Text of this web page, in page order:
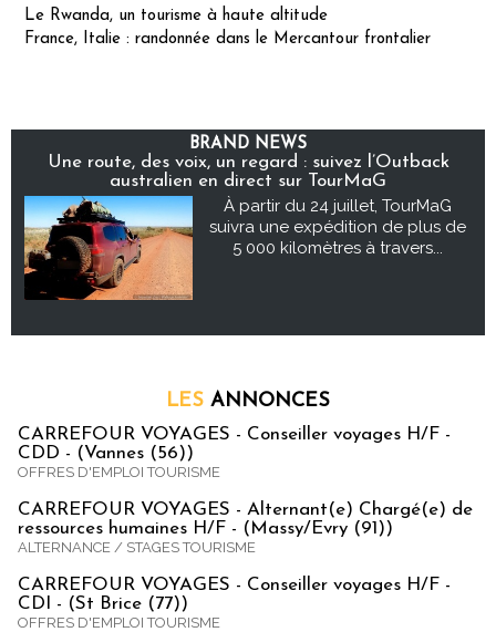
Le Rwanda, un tourisme à haute altitude
France, Italie : randonnée dans le Mercantour frontalier
BRAND NEWS
Une route, des voix, un regard : suivez l’Outback
australien en direct sur TourMaG
À partir du 24 juillet, TourMaG
suivra une expédition de plus de
5 000 kilomètres à travers...
LES ANNONCES
CARREFOUR VOYAGES - Conseiller voyages H/F -
CDD - (Vannes (56))
OFFRES D'EMPLOI TOURISME
CARREFOUR VOYAGES - Alternant(e) Chargé(e) de
ressources humaines H/F - (Massy/Evry (91))
ALTERNANCE / STAGES TOURISME
CARREFOUR VOYAGES - Conseiller voyages H/F -
CDI - (St Brice (77))
OFFRES D'EMPLOI TOURISME